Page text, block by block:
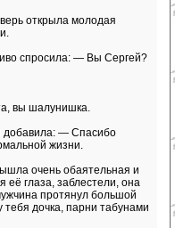
открыла молодая
спросила: — Вы Сергей?
вы шалунишка.
добавила: — Спасибо
жизни.
очень обаятельная и
её глаза, заблестели, она
протянул большой
дочка, парни табунами